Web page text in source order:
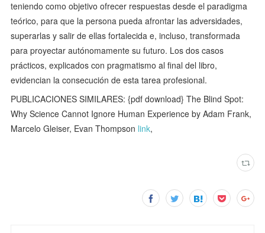
teniendo como objetivo ofrecer respuestas desde el paradigma
teórico, para que la persona pueda afrontar las adversidades,
superarlas y salir de ellas fortalecida e, incluso, transformada
para proyectar autónomamente su futuro. Los dos casos
prácticos, explicados con pragmatismo al final del libro,
evidencian la consecución de esta tarea profesional.
PUBLICACIONES SIMILARES: {pdf download} The Blind Spot:
Why Science Cannot Ignore Human Experience by Adam Frank,
Marcelo Gleiser, Evan Thompson link,